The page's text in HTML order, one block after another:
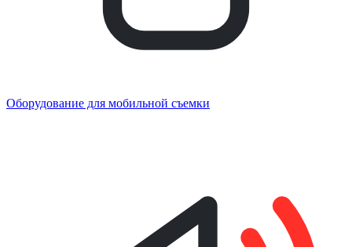
Оборудование для мобильной съемки